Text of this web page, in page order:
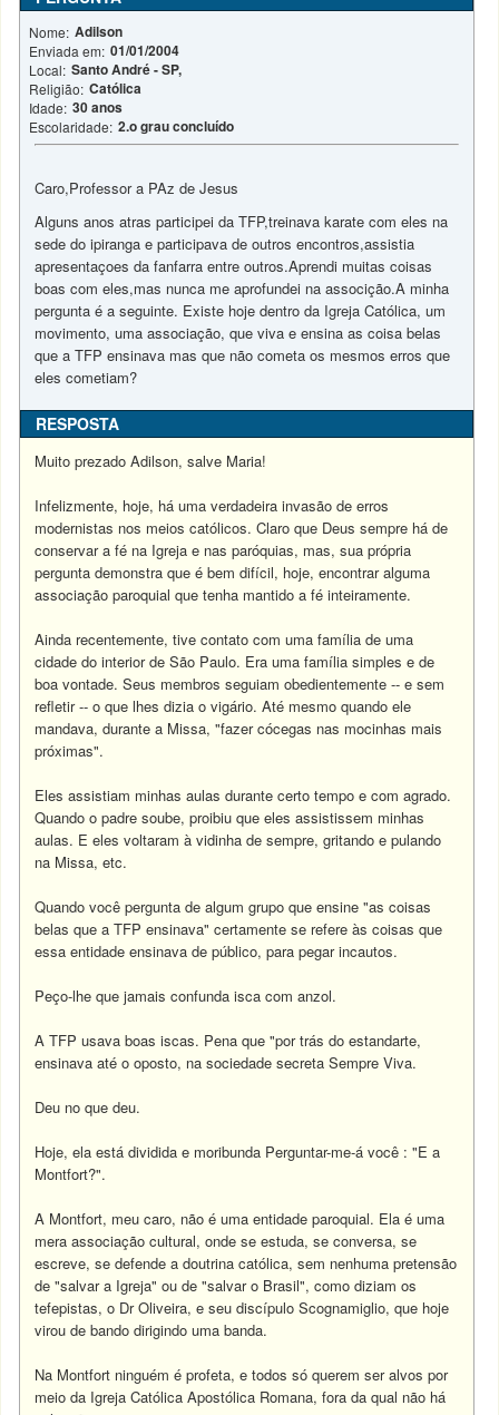
Nome: Adilson
Enviada em: 01/01/2004
Local: Santo André - SP,
Religião: Católica
Idade: 30 anos
Escolaridade: 2.o grau concluído
Caro,Professor a PAz de Jesus
Alguns anos atras participei da TFP,treinava karate com eles na
sede do ipiranga e participava de outros encontros,assistia
apresentaçoes da fanfarra entre outros.Aprendi muitas coisas
boas com eles,mas nunca me aprofundei na associção.A minha
pergunta é a seguinte. Existe hoje dentro da Igreja Católica, um
movimento, uma associação, que viva e ensina as coisa belas
que a TFP ensinava mas que não cometa os mesmos erros que
eles cometiam?
RESPOSTA
Muito prezado Adilson, salve Maria!
Infelizmente, hoje, há uma verdadeira invasão de erros
modernistas nos meios católicos. Claro que Deus sempre há de
conservar a fé na Igreja e nas paróquias, mas, sua própria
pergunta demonstra que é bem difícil, hoje, encontrar alguma
associação paroquial que tenha mantido a fé inteiramente.
Ainda recentemente, tive contato com uma família de uma
cidade do interior de São Paulo. Era uma família simples e de
boa vontade. Seus membros seguiam obedientemente -- e sem
refletir -- o que lhes dizia o vigário. Até mesmo quando ele
mandava, durante a Missa, "fazer cócegas nas mocinhas mais
próximas".
Eles assistiam minhas aulas durante certo tempo e com agrado.
Quando o padre soube, proibiu que eles assistissem minhas
aulas. E eles voltaram à vidinha de sempre, gritando e pulando
na Missa, etc.
Quando você pergunta de algum grupo que ensine "as coisas
belas que a TFP ensinava" certamente se refere às coisas que
essa entidade ensinava de público, para pegar incautos.
Peço-lhe que jamais confunda isca com anzol.
A TFP usava boas iscas. Pena que "por trás do estandarte,
ensinava até o oposto, na sociedade secreta Sempre Viva.
Deu no que deu.
Hoje, ela está dividida e moribunda Perguntar-me-á você : "E a
Montfort?".
A Montfort, meu caro, não é uma entidade paroquial. Ela é uma
mera associação cultural, onde se estuda, se conversa, se
escreve, se defende a doutrina católica, sem nenhuma pretensão
de "salvar a Igreja" ou de "salvar o Brasil", como diziam os
tefepistas, o Dr Oliveira, e seu discípulo Scognamiglio, que hoje
virou de bando dirigindo uma banda.
Na Montfort ninguém é profeta, e todos só querem ser alvos por
meio da Igreja Católica Apostólica Romana, fora da qual não há